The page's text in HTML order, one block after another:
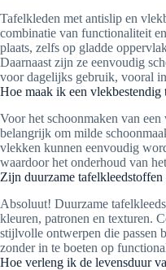
Tafelkleden met antislip en
combinatie van functionaliteit
plaats, zelfs op gladde
Daarnaast zijn ze eenvoudig
voor dagelijks gebruik, vooral
Hoe maak ik een vlekbestendig
Voor het schoonmaken van
belangrijk om milde
vlekken kunnen eenvoudig
waardoor het onderhoud van
Zijn duurzame
Absoluut! Duurzame
kleuren, patronen en texturen.
stijlvolle ontwerpen die passen
zonder in te boeten op
Hoe verleng ik de levensduur